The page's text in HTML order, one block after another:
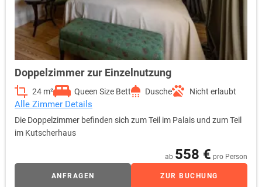
Doppelzimmer zur Einzelnutzung
24 m² Queen Size Bett Dusche Nicht erlaubt
Alle Zimmer Details
Die Doppelzimmer befinden sich zum Teil im Palais und zum Teil
im Kutscherhaus
ab 558 € pro Person
ANFRAGEN ZUR BUCHUNG